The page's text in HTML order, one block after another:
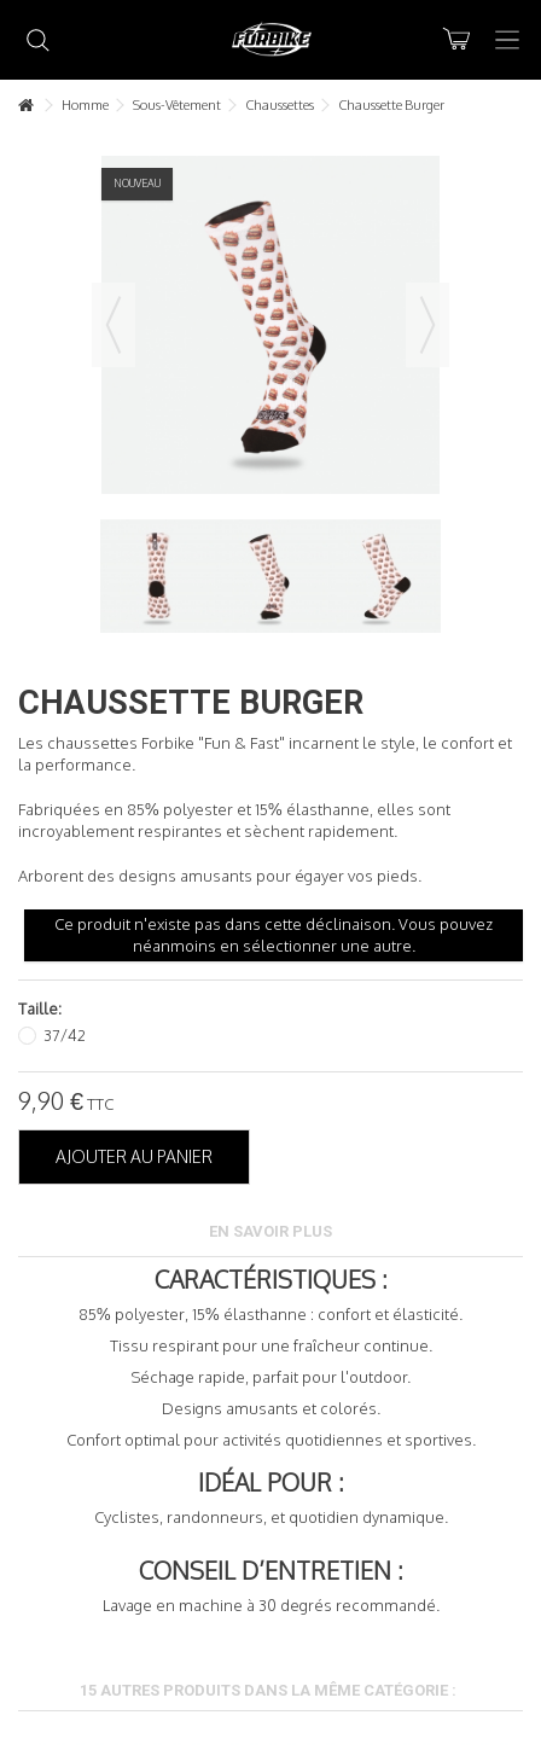
Lorem ipsum dolor sit amet
Lorem ipsum dolor sit amet, consectetur adipisicing elit, sed do
eiusmod tempor incididunt ut labore et dolore magna aliqua. Ut
enim ad minim veniam, quis nostrud exercitation ullamco laboris nisi
ut aliquip ex ea commodo consequat.
Lorem ipsum dolor sit amet
Lorem ipsum dolor sit amet, consectetur adipisicing elit, sed do
Homme Sous-Vêtement Chaussettes Chaussette Burger
NOUVEAU
CHAUSSETTE BURGER
Les chaussettes Forbike "Fun & Fast" incarnent le style, le confort et
la performance.
Fabriquées en 85% polyester et 15% élasthanne, elles sont
incroyablement respirantes et sèchent rapidement.
Arborent des designs amusants pour égayer vos pieds.
Ce produit n'existe pas dans cette déclinaison. Vous pouvez
néanmoins en sélectionner une autre.
Taille:
37/42
9,90 €TTC
AJOUTER AU PANIER
EN SAVOIR PLUS
CARACTÉRISTIQUES :
85% polyester, 15% élasthanne : confort et élasticité.
Tissu respirant pour une fraîcheur continue.
Séchage rapide, parfait pour l'outdoor.
Designs amusants et colorés.
Confort optimal pour activités quotidiennes et sportives.
IDÉAL POUR :
Cyclistes, randonneurs, et quotidien dynamique.
CONSEIL D’ENTRETIEN :
Lavage en machine à 30 degrés recommandé.
15 AUTRES PRODUITS DANS LA MÊME CATÉGORIE :